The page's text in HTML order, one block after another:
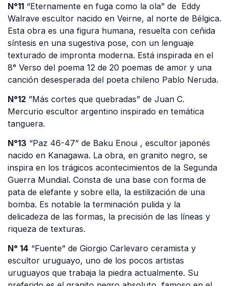
N°11 “Eternamente en fuga como la ola” de Eddy
Walrave escultor nacido en Veirne, al norte de Bélgica.
Esta obra es una figura humana, resuelta con ceñida
síntesis en una sugestiva pose, con un lenguaje
texturado de impronta moderna. Está inspirada en el
8° Verso del poema 12 de 20 poemas de amor y una
canción desesperada del poeta chileno Pablo Neruda.
N°12 ”Más cortes que quebradas” de Juan C.
Mercurio escultor argentino inspirado en temática
tanguera.
N°13 “Paz 46-47” de Baku Enoui , escultor japonés
nacido en Kanagawa. La obra, en granito negro, se
inspira en los trágicos acontecimientos de la Segunda
Guerra Mundial. Consta de una base con forma de
pata de elefante y sobre ella, la estilización de una
bomba. Es notable la terminación pulida y la
delicadeza de las formas, la precisión de las líneas y
riqueza de texturas.
N° 14 “Fuente” de Giorgio Carlevaro ceramista y
escultor uruguayo, uno de los pocos artistas
uruguayos que trabaja la piedra actualmente. Su